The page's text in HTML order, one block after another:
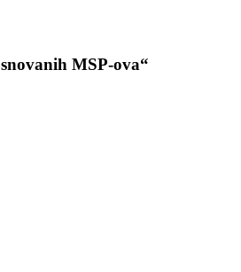
MSP-ova“